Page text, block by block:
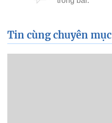
Tin cùng chuyên mục